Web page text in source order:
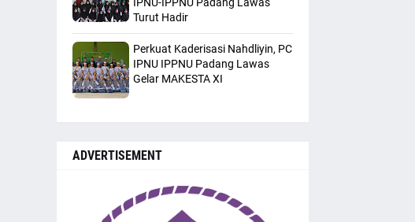
Turut Hadir
Perkuat Kaderisasi Nahdliyin, PC
IPNU IPPNU Padang Lawas
Gelar MAKESTA XI
ADVERTISEMENT